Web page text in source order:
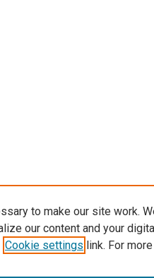
to make our site work.
our content and your
Cookie settings link. For